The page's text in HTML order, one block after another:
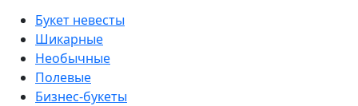
Букет невесты
Шикарные
Необычные
Полевые
Бизнес-букеты